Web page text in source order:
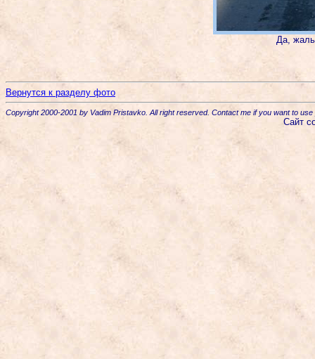
Да,
Вернутся к разделу фото
Copyright 2000-2001 by Vadim Pristavko. All right reserved. Contact me if you want to
Сайт